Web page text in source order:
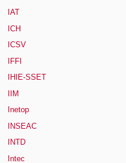
IAT
ICH
ICSV
IFFI
IHIE-SSET
IIM
Inetop
INSEAC
INTD
Intec